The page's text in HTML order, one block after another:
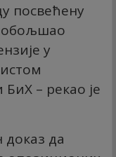
посвећену
у
– рекао је
доказ да